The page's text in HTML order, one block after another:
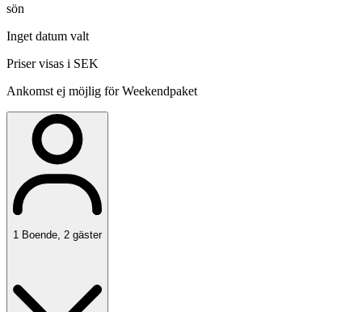
sön
Inget datum valt
Priser visas i SEK
Ankomst ej möjlig för Weekendpaket
1 Boende 2 gäster